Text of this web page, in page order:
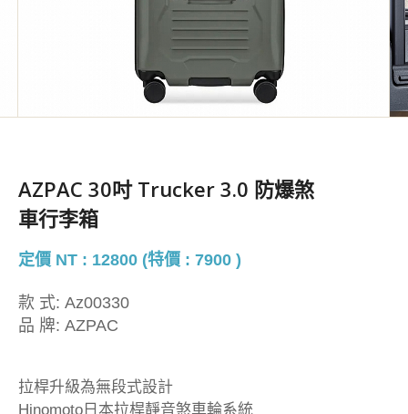
AZPAC 30吋 Trucker 3.0 防爆煞
車行李箱
定價 NT : 12800 (特價 : 7900 )
款 式: Az00330
品 牌: AZPAC
拉桿升級為無段式設計
Hinomoto日本拉桿靜音煞車輪系統